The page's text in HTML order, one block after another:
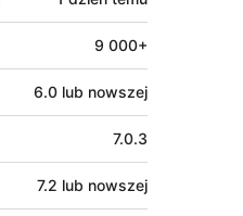
9 000+
6.0 lub nowszej
7.0.3
7.2 lub nowszej